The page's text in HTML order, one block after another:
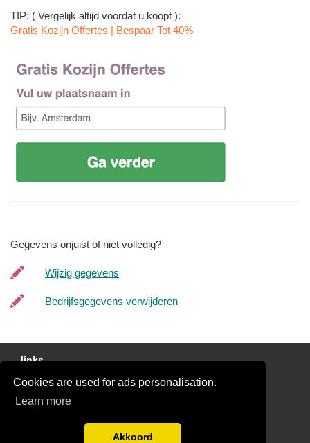
Cookies are used for ads personalisation.
Learn more
Akkoord
TIP: ( Vergelijk altijd voordat u koopt ):
Gratis Kozijn Offertes | Bespaar Tot 40%‎
Gegevens onjuist of niet volledig?
Wijzig gegevens
Bedrijfsgegevens verwijderen
links
Gratis Offertes Vergelijken
Disclaimer